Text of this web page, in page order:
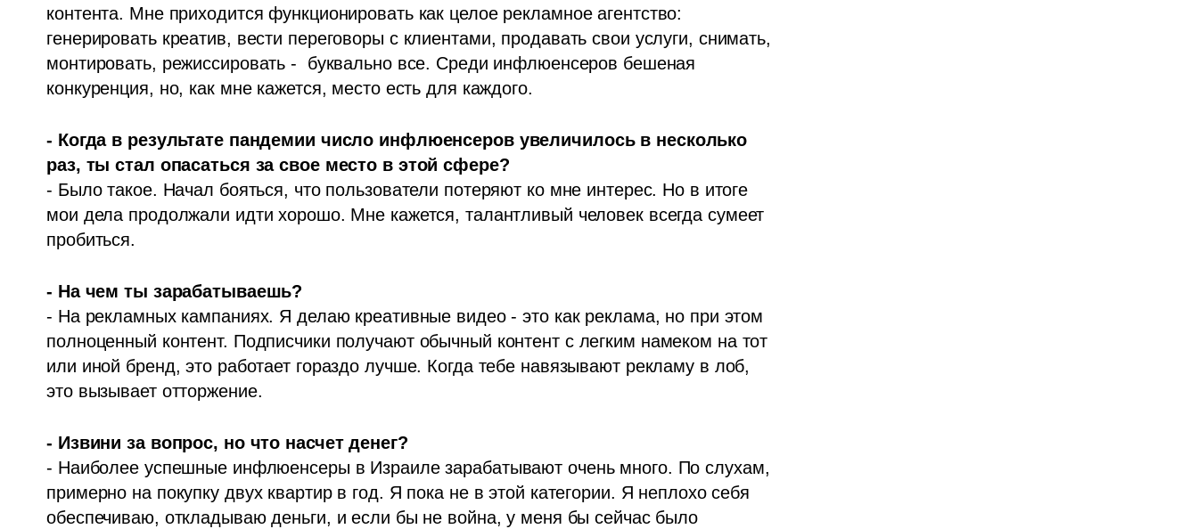
контента. Мне приходится функционировать как целое рекламное агентство:
генерировать креатив, вести переговоры с клиентами, продавать свои услуги, снимать,
монтировать, режиссировать -  буквально все. Среди инфлюенсеров бешеная
конкуренция, но, как мне кажется, место есть для каждого.
- Когда в результате пандемии число инфлюенсеров увеличилось в несколько
раз, ты стал опасаться за свое место в этой сфере?
- Было такое. Начал бояться, что пользователи потеряют ко мне интерес. Но в итоге
мои дела продолжали идти хорошо. Мне кажется, талантливый человек всегда сумеет
пробиться.
- На чем ты зарабатываешь?
- На рекламных кампаниях. Я делаю креативные видео - это как реклама, но при этом
полноценный контент. Подписчики получают обычный контент с легким намеком на тот
или иной бренд, это работает гораздо лучше. Когда тебе навязывают рекламу в лоб,
это вызывает отторжение.
- Извини за вопрос, но что насчет денег?
- Наиболее успешные инфлюенсеры в Израиле зарабатывают очень много. По слухам,
примерно на покупку двух квартир в год. Я пока не в этой категории. Я неплохо себя
обеспечиваю, откладываю деньги, и если бы не война, у меня бы сейчас было